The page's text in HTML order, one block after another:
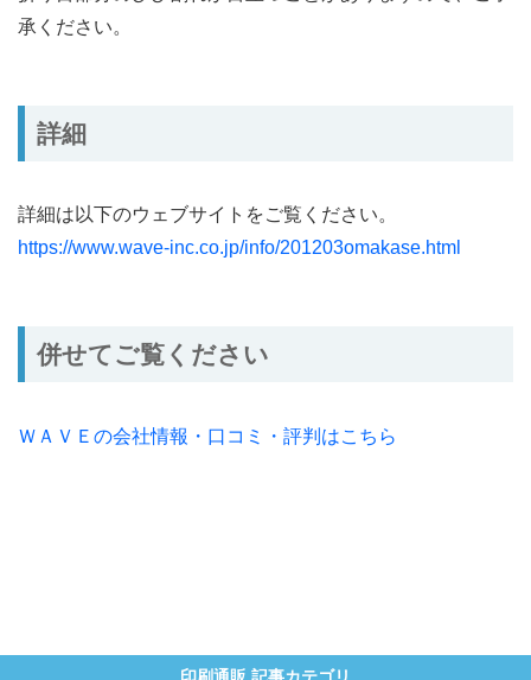
承ください。
詳細
詳細は以下のウェブサイトをご覧ください。
https://www.wave-inc.co.jp/info/201203omakase.html
併せてご覧ください
ＷＡＶＥの会社情報・口コミ・評判はこちら
印刷通販 記事カテゴリ